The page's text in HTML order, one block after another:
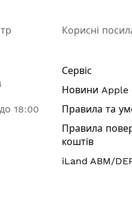
18:00
Корисні
Сервіс
Новини Apple
Правила та
Правила
коштів
iLand ABM/